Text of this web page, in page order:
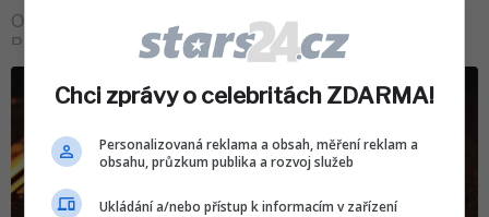
Chci zprávy o celebritách ZDARMA!
Personalizovaná reklama a obsah, měření reklam a
obsahu, průzkum publika a rozvoj služeb
Ukládání a/nebo přístup k informacím v zařízení